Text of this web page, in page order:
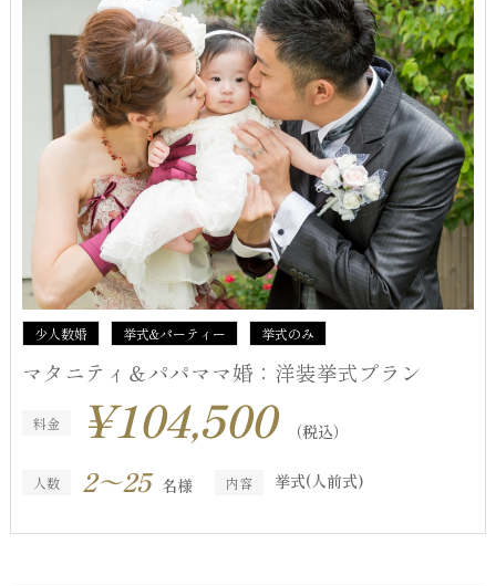
少人数婚 挙式&パーティー 挙式のみ
マタニティ＆パパママ婚：洋装挙式プラン
料金 ¥104,500 （税込）
人数 2～25 名様 内容 挙式(人前式)